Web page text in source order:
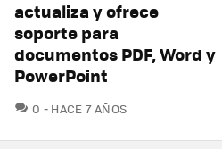
actualiza y ofrece
soporte para
documentos PDF, Word y
PowerPoint
0 COMENTARIOS
HACE 7 AÑOS